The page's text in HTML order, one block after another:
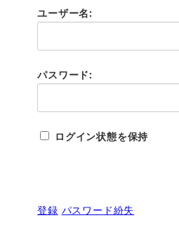
ユーザー名:
パスワード:
ログイン状態を保持
登録 パスワード紛失